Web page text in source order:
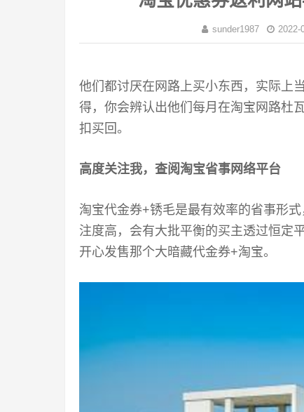
sunder1987 2022-
他们都讨厌在网路上买小东西，实际上
得，你会辨认出他们每月在淘宝网路杜
扣买回。
高度关注我，查阅淘宝省事网络平台
淘宝代金券+锈毛是最有效率的省事形
注度高，会有大批平衡的买主透过恒定
开心发售那个大暗藏代金券+淘宝。